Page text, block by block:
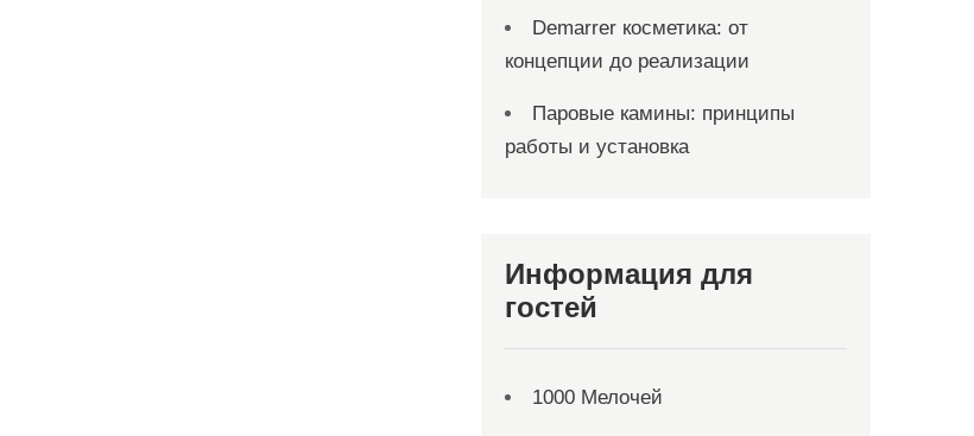
Demarrer косметика: от
концепции до реализации
Паровые камины: принципы
работы и установка
Информация для
гостей
1000 Мелочей